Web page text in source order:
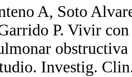
A, Soto
P. Vivir
Investig.